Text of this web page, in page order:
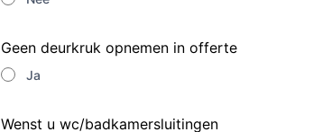
Geen deurkruk opnemen in offerte
Ja
Wenst u wc/badkamersluitingen